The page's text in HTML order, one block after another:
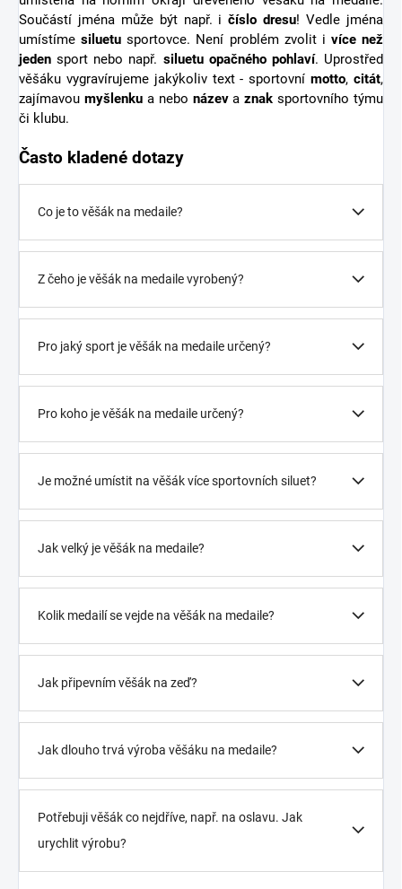
Součástí jména může být např. ičíslo dresu! Vedle jména
umístímesiluetu sportovce. Není problém zvolit i více než
jeden sport nebo např. siluetu opačného pohlaví. Uprostřed
věšáku vygravírujeme jakýkoliv text - sportovnímotto,citát,
zajímavou myšlenkua nebo názevaznak sportovního týmu
či klubu.
Často kladené dotazy
Co je to věšák na medaile?
Z čeho je věšák na medaile vyrobený?
Pro jaký sport je věšák na medaile určený?
Pro koho je věšák na medaile určený?
Je možné umístit na věšák více sportovních siluet?
Jak velký je věšák na medaile?
Kolik medailí se vejde na věšák na medaile?
Jak připevním věšák na zeď?
Jak dlouho trvá výroba věšáku na medaile?
Potřebuji věšák co nejdříve, např. na oslavu. Jak
urychlit výrobu?